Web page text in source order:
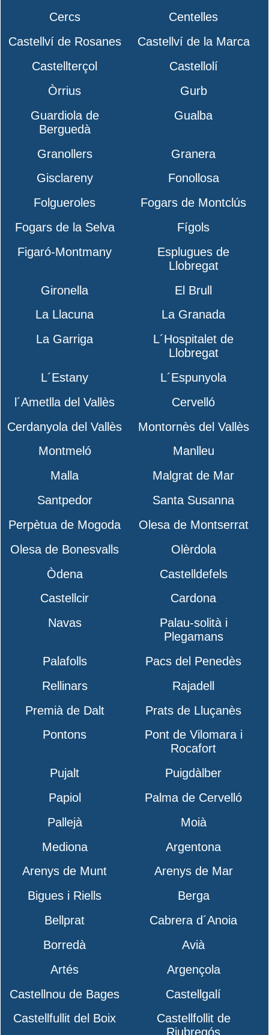
Cercs
Centelles
Castellví de Rosanes
Castellví de la Marca
Castellterçol
Castellolí
Òrrius
Gurb
Guardiola de
Berguedà
Gualba
Granollers
Granera
Gisclareny
Fonollosa
Folgueroles
Fogars de Montclús
Fogars de la Selva
Fígols
Figaró-Montmany
Esplugues de
Llobregat
Gironella
El Brull
La Llacuna
La Granada
La Garriga
L´Hospitalet de
Llobregat
L´Estany
L´Espunyola
l´Ametlla del Vallès
Cervelló
Cerdanyola del Vallès
Montornès del Vallès
Montmeló
Manlleu
Malla
Malgrat de Mar
Santpedor
Santa Susanna
Perpètua de Mogoda
Olesa de Montserrat
Olesa de Bonesvalls
Olèrdola
Òdena
Castelldefels
Castellcir
Cardona
Navas
Palau-solità i
Plegamans
Palafolls
Pacs del Penedès
Rellinars
Rajadell
Premià de Dalt
Prats de Lluçanès
Pontons
Pont de Vilomara i
Rocafort
Pujalt
Puigdàlber
Papiol
Palma de Cervelló
Pallejà
Moià
Mediona
Argentona
Arenys de Munt
Arenys de Mar
Bigues i Riells
Berga
Bellprat
Cabrera d´Anoia
Borredà
Avià
Artés
Argençola
Castellnou de Bages
Castellgalí
Castellfullit del Boix
Castellfollit de
Riubregós